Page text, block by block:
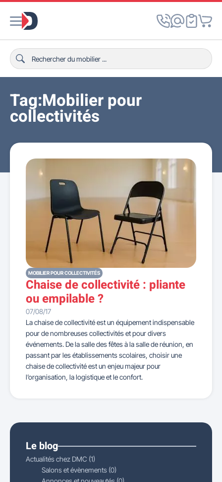
Tag:Mobilier pour
collectivités
MOBILIER POUR COLLECTIVITÉS
Chaise de collectivité : pliante
ou empilable ?
07/08/17
La chaise de collectivité est un équipement indispensable
pour de nombreuses collectivités et pour divers
événements. De la salle des fêtes à la salle de réunion, en
passant par les établissements scolaires, choisir une
chaise de collectivité est un enjeu majeur pour
l’organisation, la logistique et le confort.
Le blog
Actualités chez DMC (1)
Salons et évènements (0)